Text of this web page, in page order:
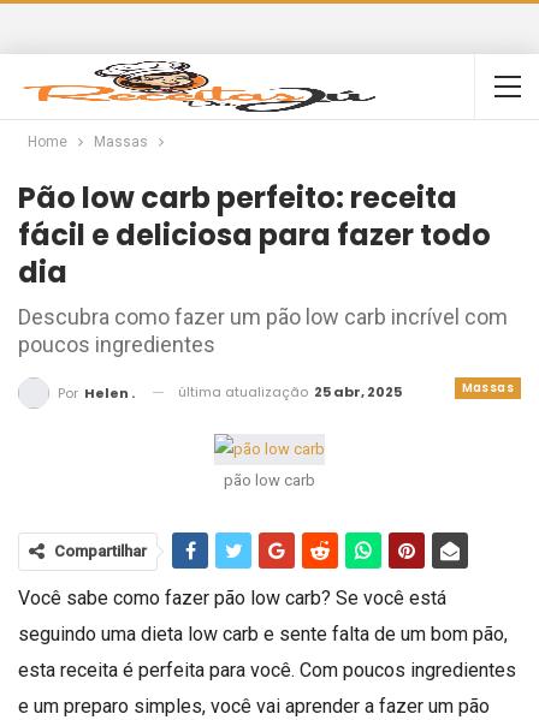
Home Massas
Pão low carb perfeito: receita
fácil e deliciosa para fazer todo
dia
Descubra como fazer um pão low carb incrível com
poucos ingredientes
Massas
Por Helen . última atualização 25 abr, 2025
pão low carb
Compartilhar
Você sabe como fazer pão low carb? Se você está
seguindo uma dieta low carb e sente falta de um bom pão,
esta receita é perfeita para você. Com poucos ingredientes
e um preparo simples, você vai aprender a fazer um pão